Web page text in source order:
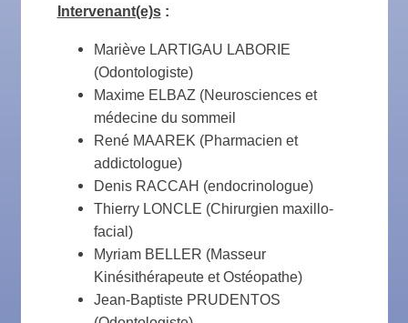
Intervenant(e)s:
Mariève LARTIGAU LABORIE
(Odontologiste)
Maxime ELBAZ (Neurosciences et
médecine du sommeil
René MAAREK (Pharmacien et
addictologue)
Denis RACCAH (endocrinologue)
Thierry LONCLE (Chirurgien maxillo-
facial)
Myriam BELLER (Masseur
Kinésithérapeute et Ostéopathe)
Jean-Baptiste PRUDENTOS